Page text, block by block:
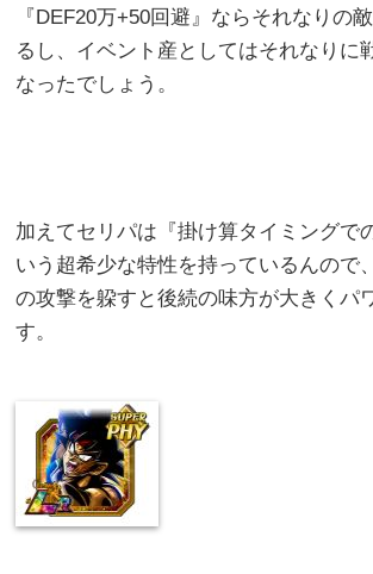
『DEF20万+50回避』ならそれなりの
るし、イベント産としてはそれなりに
なったでしょう。
加えてセリパは『掛け算タイミングで
いう超希少な特性を持っているんので
の攻撃を躱すと後続の味方が大きくパ
す。